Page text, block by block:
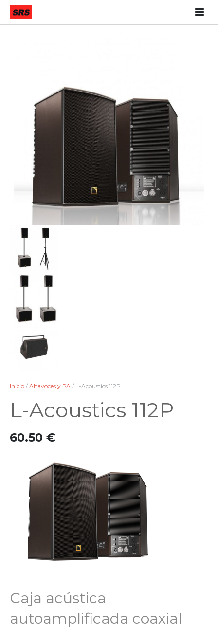
Nuestra Tienda
Inicio / Altavoces y PA / L-Acoustics 112P
L-Acoustics 112P
60.50 €
Caja acústica
autoamplificada coaxial